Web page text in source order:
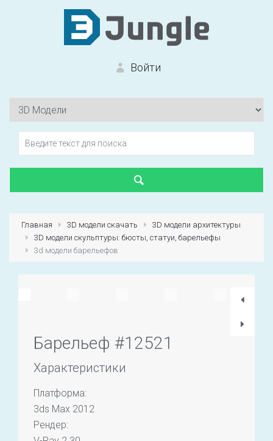
Войти
Первый раз? Зарегистрироваться
Главная 3D модели скачать
3D модели архитектуры
3D модели скульптуры: бюсты, статуи, барельефы
3d модели барельефов
Барельеф #12521
Характеристики
Платформа:
3ds Max 2012
Рендер: